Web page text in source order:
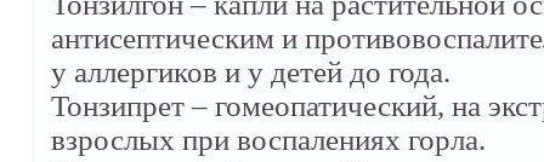
антисептическим и
у аллергиков и у детей до года.
Тонзипрет – гомеопатический, на
взрослых при воспалениях горла.